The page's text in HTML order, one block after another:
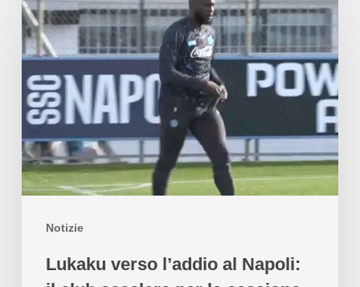
Notizie
Lukaku verso l’addio al Napoli: